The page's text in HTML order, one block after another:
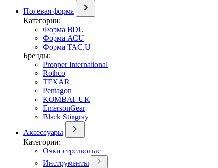
Полевая форма
Категории:
Форма BDU
Форма ACU
Форма TAC.U
Бренды:
Propper International
Rothco
TEXAR
Pentagon
KOMBAT UK
EmersonGear
Black Stingray
Аксессуары
Категории:
Очки стрелковые
Инструменты